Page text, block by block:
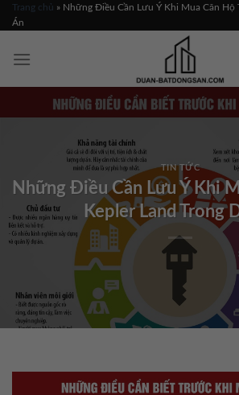
Skip
to
Trang chủ » Những Điều Cần Lưu Ý Khi Mua Căn Hộ
Án
TIN TỨC
Những Điều Cần Lưu Ý Khi
Kepler Land Trong